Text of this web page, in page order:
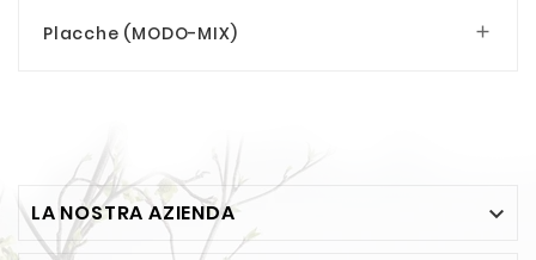
Placche (MODO-MIX) 
LA NOSTRA AZIENDA 